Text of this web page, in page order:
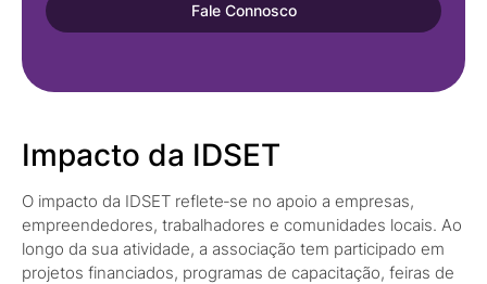
Fale Connosco
Impacto da IDSET
O impacto da IDSET reflete‑se no apoio a empresas,
empreendedores, trabalhadores e comunidades locais. Ao
longo da sua atividade, a associação tem participado em
projetos financiados, programas de capacitação, feiras de